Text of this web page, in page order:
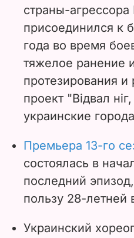
страны-
присоединился к
года во время
тяжелое ранение
протезирования
проект "Відвал
украинские
Премьера 13-го
состоялась в
последний
пользу 28-летней
Украинский